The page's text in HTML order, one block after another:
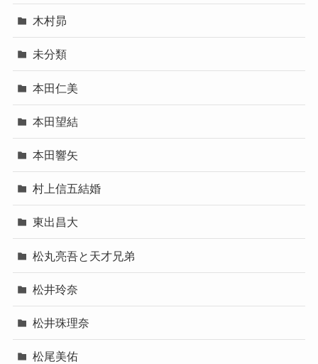
木村昴
未分類
本田仁美
本田望結
本田響矢
村上信五結婚
東出昌大
松丸亮吾と天才兄弟
松井玲奈
松井珠理奈
松尾美佑